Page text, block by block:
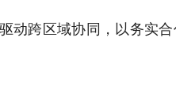
动跨区域协同，以务实